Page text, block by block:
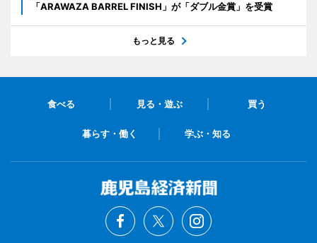
「ARAWAZA BARREL FINISH」が「ダブル金賞」を受賞
もっと見る
食べる 見る・遊ぶ 買う
暮らす・働く 学ぶ・知る